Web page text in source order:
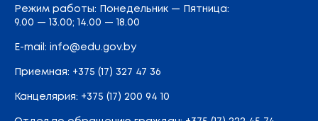
Режим работы: Понедельник — Пятница:
9.00 — 13.00; 14.00 — 18.00
E-mail: info@edu.gov.by
Приемная: +375 (17) 327 47 36
Канцелярия: +375 (17) 200 94 10